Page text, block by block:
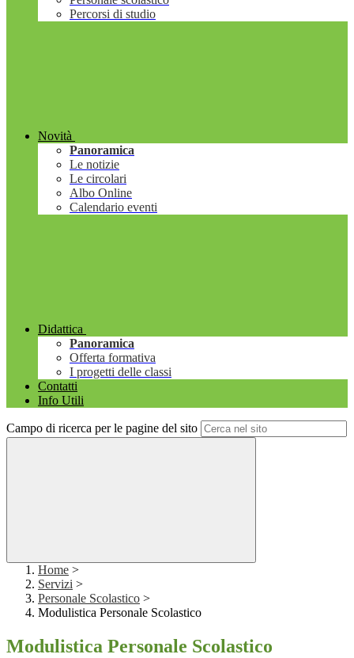
Percorsi di studio
Novità
Panoramica
Le notizie
Le circolari
Albo Online
Calendario eventi
Didattica
Panoramica
Offerta formativa
I progetti delle classi
Contatti
Info Utili
Campo di ricerca per le pagine del sito
Home >
Servizi >
Personale Scolastico >
Modulistica Personale Scolastico
Modulistica Personale Scolastico